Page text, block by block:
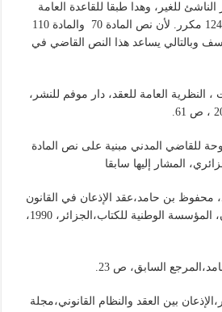
الناشئ للغير، وهدا طبقا للقاعدة العامة
المنصوص عليها في المادة 124 مكرر. لأن نص المادة 70 والمادة 110
وبالتالي يساعد هذا النص القاضي في
، النظرية العامة للعقد، دار موفم للنشر،
للقاضي المدني مبنية على نص المادة
بن حامد،عقد الإذعان في القانون
المدني الجزائري و المقارن، المؤسسة الوطنية للكتاب،الجزائر، 1990،
السابق، ص 23.
بين العقد والنظام القانوني،مجلة